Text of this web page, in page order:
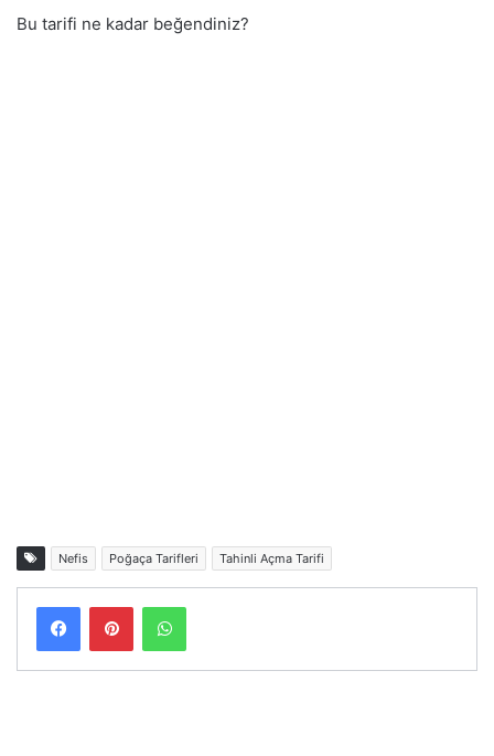
Bu tarifi ne kadar beğendiniz?
Nefis Poğaça Tarifleri Tahinli Açma Tarifi
FacebookPinterestWhatsApp